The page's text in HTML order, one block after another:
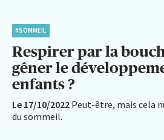
#SOMMEIL
Respirer par la
gêner le
enfants ?
Le 17/10/2022 Peut-être, mais cela
du sommeil.